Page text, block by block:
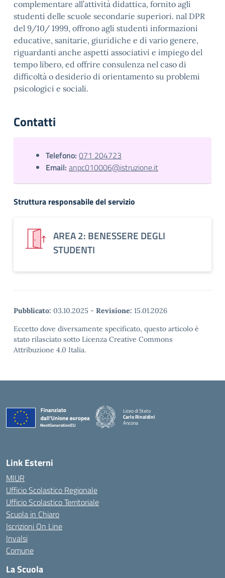
complementare all’attività didattica, fornito agli
studenti delle scuole secondarie superiori. nal DPR
del 9/10/ 1999, offrono agli studenti informazioni
educative, sanitarie, giuridiche e di vario genere,
riguardanti anche aspetti associativi e impiego del
tempo libero, ed offrire consulenza nel caso di
difficoltà o desiderio di orientamento su problemi
psicologici e sociali.
Contatti
Telefono: 071 204723
Email: anpc010006@istruzione.it
Struttura responsabile del servizio
AREA 2: BENESSERE DEGLI
STUDENTI
Pubblicato: 03.10.2025 - Revisione: 15.01.2026
Eccetto dove diversamente specificato, questo articolo è
stato rilasciato sotto Licenza Creative Commons
Attribuzione 4.0 Italia.
Liceo di Stato
Carlo Rinaldini
Ancona
Link Esterni
MIUR
Ufficio Scolastico Regionale
Ufficio Scolastico Territoriale
Scuola in Chiaro
Iscrizioni On Line
Invalsi
Comune
La Scuola